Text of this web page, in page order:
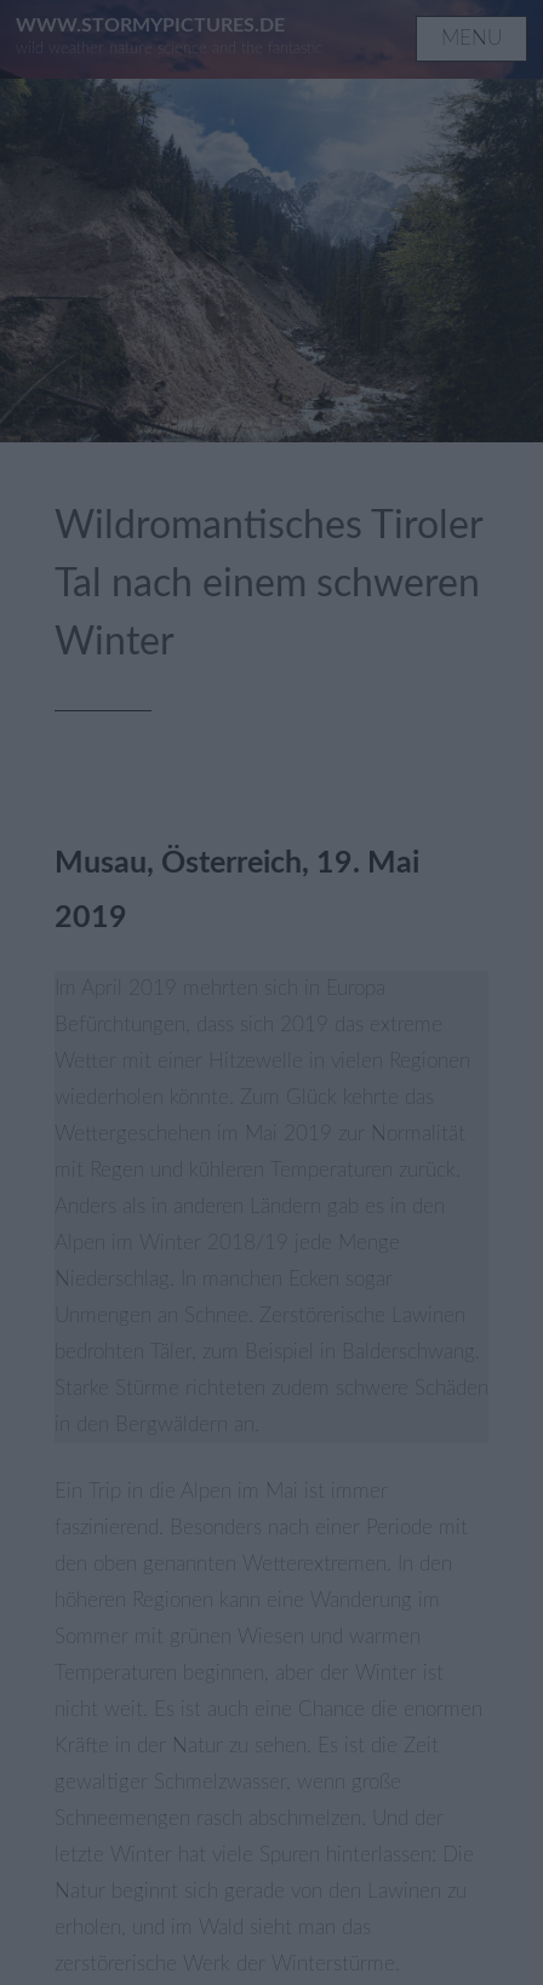
Skip
content
WWW.STORMYPICTURES.DE
wild weather nature science and the fantastic MENU
Wildromantisches Tiroler
Tal nach einem schweren
Winter
Musau, Österreich, 19. Mai
2019
Befürchtungen, dass sich 2019 das extreme
Wetter mit einer Hitzewelle in vielen Regionen
wiederholen könnte. Zum Glück kehrte das
Wettergeschehen im Mai 2019 zur Normalität
mit Regen und kühleren Temperaturen zurück.
Anders als in anderen Ländern gab es in den
Alpen im Winter 2018/19 jede Menge
Niederschlag. In manchen Ecken sogar
Unmengen an Schnee. Zerstörerische Lawinen
bedrohten Täler, zum Beispiel in Balderschwang.
Starke Stürme richteten zudem schwere Schäden
in den Bergwäldern an.
Ein Trip in die Alpen im Mai ist immer
den oben genannten Wetterextremen. In den
höheren Regionen kann eine Wanderung im
Sommer mit grünen Wiesen und warmen
Temperaturen beginnen, aber der Winter ist
nicht weit. Es ist auch eine Chance die enormen
Kräfte in der Natur zu sehen. Es ist die Zeit
gewaltiger Schmelzwasser, wenn große
Schneemengen rasch abschmelzen. Und der
Natur beginnt sich gerade von den Lawinen zu
zerstörerische Werk der Winterstürme.